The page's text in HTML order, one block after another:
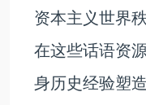
资本主义世界
在这些话语资
身历史经验塑